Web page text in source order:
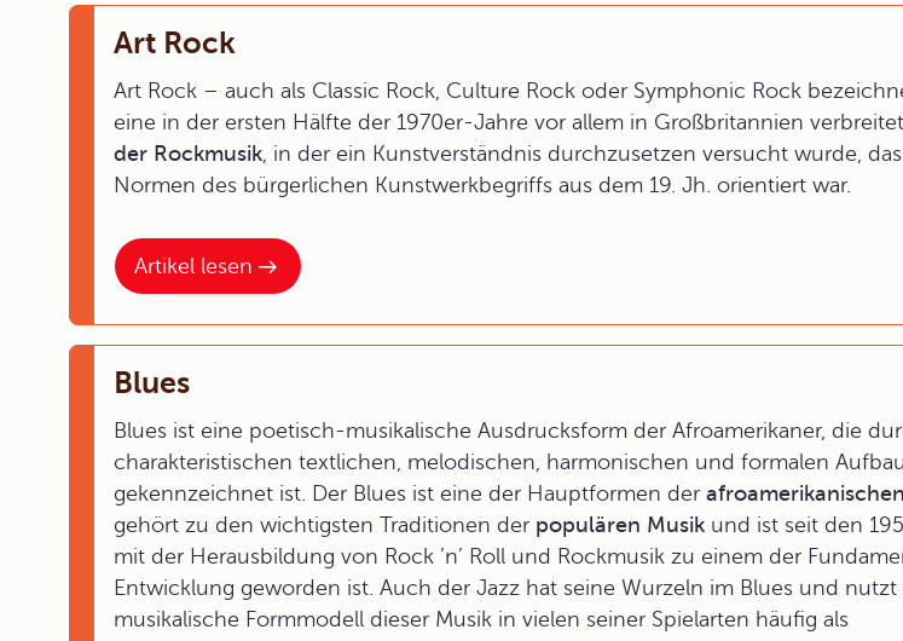
Artikel lesen
Art Rock
Art Rock – auch als Classic Rock, Culture Rock oder Symphonic Rock
eine in der ersten Hälfte der 1970er-Jahre vor allem in Großbritannien
der Rockmusik, in der ein Kunstverständnis durchzusetzen versucht wurde,
Normen des bürgerlichen Kunstwerkbegriffs aus dem 19. Jh. orientiert war.
Blues
Blues ist eine poetisch-musikalische Ausdrucksform der Afroamerikaner, die
charakteristischen textlichen, melodischen, harmonischen und formalen
gekennzeichnet ist. Der Blues ist eine der Hauptformen der
gehört zu den wichtigsten Traditionen der populären Musik und ist seit den
mit der Herausbildung von Rock ’n’ Roll und Rockmusik zu einem der
Entwicklung geworden ist. Auch der Jazz hat seine Wurzeln im Blues und nutzt
musikalische Formmodell dieser Musik in vielen seiner Spielarten häufig als